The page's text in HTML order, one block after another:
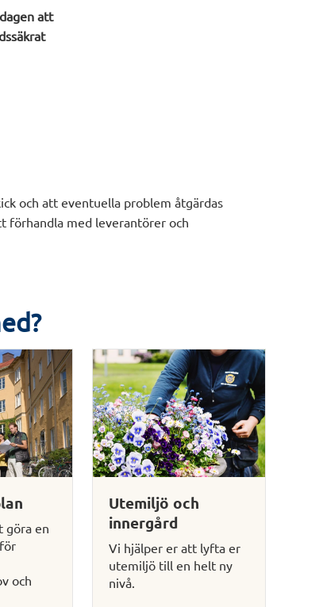
att
och att eventuella problem åtgärdas
förhandla med leverantörer och
göra en
och
Utemiljö och
innergård
Vi hjälper er att lyfta er
utemiljö till en helt ny
nivå.